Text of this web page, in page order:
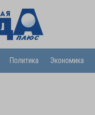
Политика Экономика